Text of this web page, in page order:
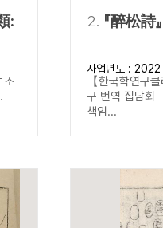
사용할 수 있습니다.
:
2. 『醉松詩
사업년도 : 2022
【한국학연구
구 번역 집
책임...